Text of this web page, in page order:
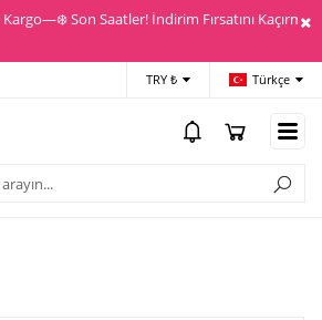
Kargo—❄️ Son Saatler! İndirim Fırsatını
TRY ₺ Türkçe